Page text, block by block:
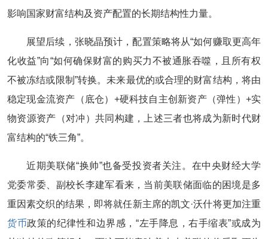
影响国家财富结构及资产配置的长期结构性力量。
展望后续，张晓晶预计，配置策略将从“如何赚取更高年
化收益”向“如何确保财富的购买力不被通胀吞噬，且所有权
不被冻结或限制”转换。未来最优的或合理的财富结构，将由
稳定现金流资产（底仓）+硬科技自主创新资产（弹性）+实
物资源资产（对冲）共同构建，上述三者也将成为新时代财
富结构的“铁三角”。
近期美联储“换帅”也备受投资者关注。在中央财经大学
党委常委、副校长李建军看来，当前美联储面临的困境是多
重因素交织的结果，即将就任新主席的凯文·沃什将更加注重
货币政策的纪律性和边界感，“左手降息，右手缩表”或成为